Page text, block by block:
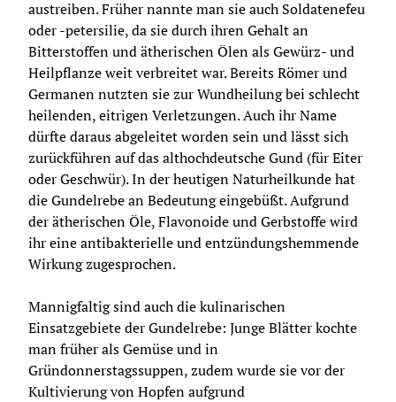
austreiben. Früher nannte man sie auch Soldatenefeu
oder -petersilie, da sie durch ihren Gehalt an
Bitterstoffen und ätherischen Ölen als Gewürz- und
Heilpflanze weit verbreitet war. Bereits Römer und
Germanen nutzten sie zur Wundheilung bei schlecht
heilenden, eitrigen Verletzungen. Auch ihr Name
dürfte daraus abgeleitet worden sein und lässt sich
zurückführen auf das althochdeutsche Gund (für Eiter
oder Geschwür). In der heutigen Naturheilkunde hat
die Gundelrebe an Bedeutung eingebüßt. Aufgrund
der ätherischen Öle, Flavonoide und Gerbstoffe wird
ihr eine antibakterielle und entzündungshemmende
Wirkung zugesprochen.
Mannigfaltig sind auch die kulinarischen
Einsatzgebiete der Gundelrebe: Junge Blätter kochte
man früher als Gemüse und in
Gründonnerstagssuppen, zudem wurde sie vor der
Kultivierung von Hopfen aufgrund